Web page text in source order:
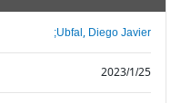
Ubfal, Diego Javier;
2023/1/25